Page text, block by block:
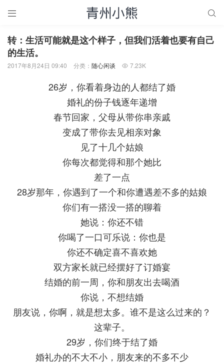
 
转：生活可能就是这个样子，但我们活着也要有自己
的生活。
2017年8月24日 09:40 分类： 随心闲谈  7.23K
26岁，你看着身边的人都结了婚
婚礼的份子钱逐年递增
春节回家，父母从带你串亲戚
变成了带你去见相亲对象
见了十几个姑娘
你每次都觉得和那个她比
差了一点
28岁那年，你遇到了一个和你遭遇差不多的姑娘
你们有一搭没一搭的聊着
她说：你还不错
你喝了一口可乐说：你也是
你还不确定喜不喜欢她
双方家长就已经摆好了订婚宴
结婚的前一周，你和朋友出去喝酒
你说，不想结婚
朋友说，你啊，就是想太多。谁不是这么过来的？
这辈子。
29岁，你们终于结了婚
婚礼办的不大不小，朋友来的不多不少